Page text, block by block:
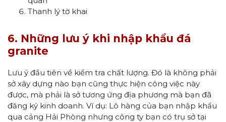
Thanh lý tờ khai
6. Những lưu ý khi nhập khẩu đá
granite
Lưu ý đầu tiên về kiểm tra chất lượng. Đó là không phải
sở xây dựng nào bạn cũng thực hiện công việc này
được, mà phải là sở tương ứng địa phương mà bạn đã
đăng ký kinh doanh. Ví dụ: Lô hàng của bạn nhập khẩu
qua cảng Hải Phòng nhưng công ty bạn có trụ sở tại